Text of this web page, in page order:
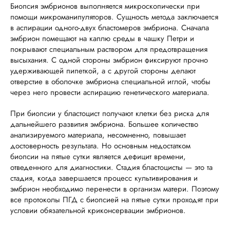
Биопсия эмбрионов выполняется микроскопически при
помощи микроманипуляторов. Сущность метода заключается
в аспирации одного-двух бластомеров эмбриона. Сначала
эмбрион помещают на каплю среды в чашку Петри и
покрывают специальным раствором для предотвращения
высыхания. С одной стороны эмбрион фиксируют прочно
удерживающей пипеткой, а с другой стороны делают
отверстие в оболочке эмбриона специальной иглой, чтобы
через него провести аспирацию генетического материала.
При биопсии у бластоцист получают клетки без риска для
дальнейшего развития эмбриона. Большее количество
анализируемого материала, несомненно, повышает
достоверность результата. Но основным недостатком
биопсии на пятые сутки является дефицит времени,
отведенного для диагностики. Стадия бластоцисты — это та
стадия, когда завершается процесс культивирования и
эмбрион необходимо перенести в организм матери. Поэтому
все протоколы ПГД с биопсией на пятые сутки проходят при
условии обязательной криконсервации эмбрионов.